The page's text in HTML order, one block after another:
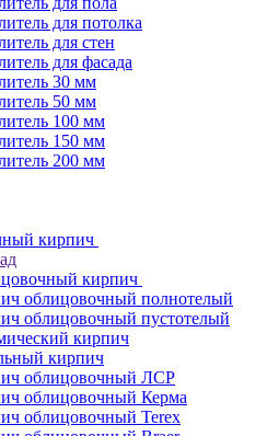
для потолка
для стен
для фасада
30 мм
50 мм
100 мм
150 мм
200 мм
кирпич
кирпич
облицовочный полнотелый
облицовочный пустотелый
кирпич
кирпич
облицовочный ЛСР
облицовочный Керма
облицовочный Terex